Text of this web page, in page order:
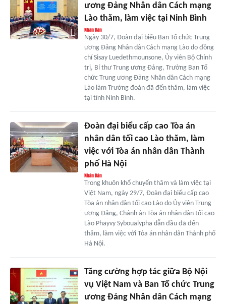
ương Đảng Nhân dân Cách mạng
Lào thăm, làm việc tại Ninh Bình
Ngày 30/7, Đoàn đại biểu Ban Tổ chức Trung
ương Đảng Nhân dân Cách mạng Lào do đồng
chí Sisay Luedethmounsone, Ủy viên Bộ Chính
trị, Bí thư Trung ương Đảng, Trưởng Ban Tổ
chức Trung ương Đảng Nhân dân Cách mạng
Lào làm Trưởng đoàn đã đến thăm, làm việc
tại tỉnh Ninh Bình.
Đoàn đại biểu cấp cao Tòa án
nhân dân tối cao Lào thăm, làm
việc với Tòa án nhân dân Thành
phố Hà Nội
Trong khuôn khổ chuyến thăm và làm việc tại
Việt Nam, ngày 29/7, Đoàn đại biểu cấp cao
Tòa án nhân dân tối cao Lào do Ủy viên Trung
ương Đảng, Chánh án Tòa án nhân dân tối cao
Lào Phayvy Syboualypha dẫn đầu đã đến
thăm, làm việc với Tòa án nhân dân Thành phố
Hà Nội.
Tăng cường hợp tác giữa Bộ Nội
vụ Việt Nam và Ban Tổ chức Trung
ương Đảng Nhân dân Cách mạng